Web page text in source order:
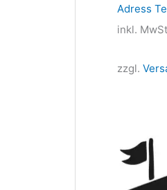
Adress
inkl.
zzgl.